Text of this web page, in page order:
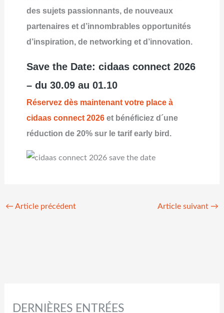
des sujets passionnants, de nouveaux
partenaires et d’innombrables opportunités
d’inspiration, de networking et d’innovation.
Save the Date: cidaas connect 2026
– du 30.09 au 01.10
Réservez dès maintenant votre place à
cidaas connect 2026et bénéficiez d´une
réduction de 20% sur le tarif early bird.
← Article précédent Article suivant →
DERNIÈRES ENTRÉES